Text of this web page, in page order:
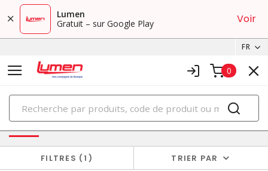
Lumen
Gratuit – sur Google Play
Voir
FR
0
PRODUITS
Aucun résultat pourFils et câbles
FILTRES 1 TRIER PAR